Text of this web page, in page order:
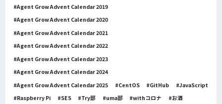
Agent Grow Advent Calendar 2019
Agent Grow Advent Calendar 2020
Agent Grow Advent Calendar 2021
Agent Grow Advent Calendar 2022
Agent Grow Advent Calendar 2023
Agent Grow Advent Calendar 2024
Agent Grow Advent Calendar 2025
CentOS GitHub
JavaScript
Raspberry Pi
SES Try部 uma部 withコロナ
お酒